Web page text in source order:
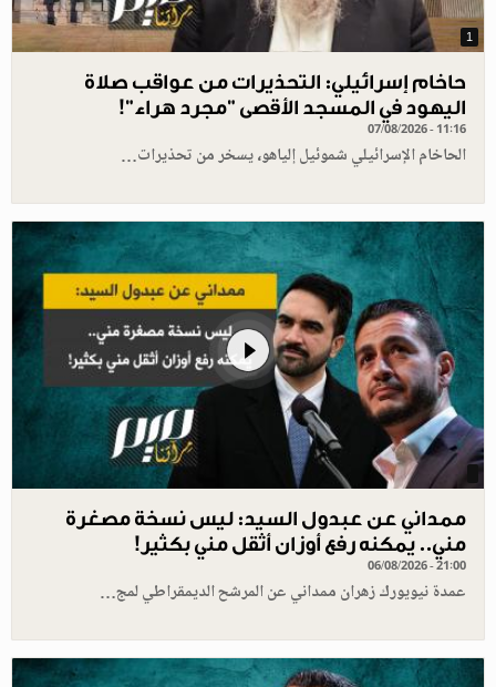
1
حاخام إسرائيلي: التحذيرات من عواقب صلاة
اليهود في المسجد الأقصى "مجرد هراء"!
07/08/2026 - 11:16
الحاخام الإسرائيلي شموئيل إلياهو، يسخر من تحذيرات…
ممداني عن عبدول السيد: ليس نسخة مصغرة
مني.. يمكنه رفع أوزان أثقل مني بكثير!
06/08/2026 - 21:00
عمدة نيويورك زهران ممداني عن المرشح الديمقراطي لمج…